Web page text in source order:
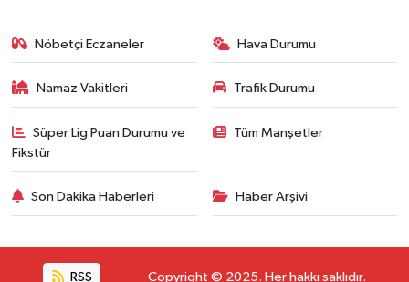
Nöbetçi Eczaneler Hava Durumu
Namaz Vakitleri Trafik Durumu
Süper Lig Puan Durumu ve
Fikstür
Tüm Manşetler
Son Dakika Haberleri Haber Arşivi
RSS Copyright © 2025. Her hakkı saklıdır.